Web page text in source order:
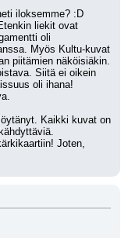
iloksemme? :D
liekit ovat
oli
Myös Kultu-kuvat
piitämien näköisiäkin.
Siitä ei oikein
oli ihana!
Kaikki kuvat on
Joten,